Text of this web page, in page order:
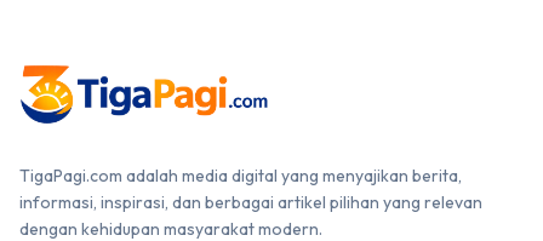
TigaPagi.com adalah media digital yang menyajikan berita,
informasi, inspirasi, dan berbagai artikel pilihan yang relevan
dengan kehidupan masyarakat modern.